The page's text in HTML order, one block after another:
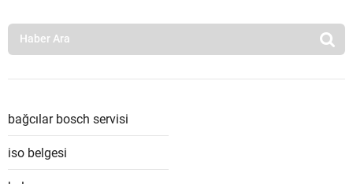
bağcılar bosch servisi
iso belgesi